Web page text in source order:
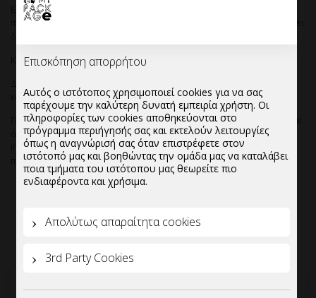
Ελάχιστη ποσότητα παραγγελίας:1 παλέτα ,η οποία μπορεί να
περιλαμβάνει mix απο ποτήρια καφέ ή να είναι ατόφια,να περιλαμβάνει
Κιβώτια ανά παλέτα:16
και άνω.
Για μεγαλύτερες ποσότητες-συνεργασία υπερχονδρικής,παρακαλούμε
όπως επικοινωνήσετε μας αποστείλλετε το email σας στο
info@mypackage.gr, ή εναλλακτικά μπορείτε να συμπληρώσετε το
πεδίο ζήτησης προσφοράς και να επικοινωνήσουμε μαζί σας.
Επισκόπηση απορρήτου
Αυτός ο ιστότοπος χρησιμοποιεί cookies για να σας
παρέχουμε την καλύτερη δυνατή εμπειρία χρήστη. Οι
πληροφορίες των cookies αποθηκεύονται στο
πρόγραμμα περιήγησής σας και εκτελούν λειτουργίες
όπως η αναγνώρισή σας όταν επιστρέφετε στον
ιστότοπό μας και βοηθώντας την ομάδα μας να καταλάβει
ποια τμήματα του ιστότοπου μας θεωρείτε πιο
ενδιαφέροντα και χρήσιμα.
Απολύτως απαραίτητα cookies
3rd Party Cookies